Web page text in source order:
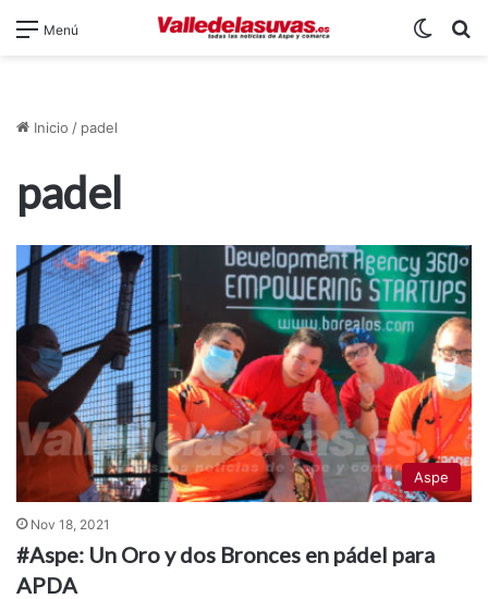
Menú
Inicio / padel
padel
Aspe
Nov 18, 2021
#Aspe: Un Oro y dos Bronces en pádel para
APDA